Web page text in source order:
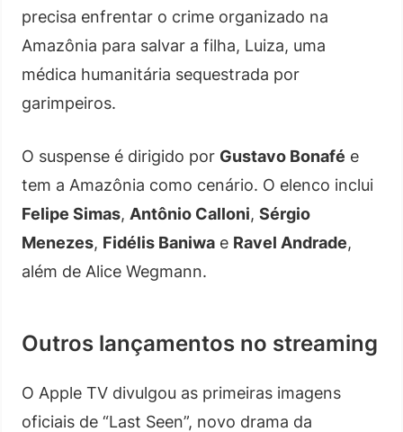
precisa enfrentar o crime organizado na
Amazônia para salvar a filha, Luiza, uma
médica humanitária sequestrada por
garimpeiros.
O suspense é dirigido por Gustavo Bonafé e
tem a Amazônia como cenário. O elenco inclui
Felipe Simas, Antônio Calloni, Sérgio
Menezes, Fidélis Baniwa e Ravel Andrade,
além de Alice Wegmann.
Outros lançamentos no streaming
O Apple TV divulgou as primeiras imagens
oficiais de “Last Seen”, novo drama da